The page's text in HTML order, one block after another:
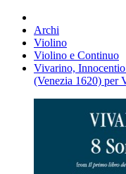
Archi
Violino
Violino e Continuo
Vivarino,
(Venezia 1620) per